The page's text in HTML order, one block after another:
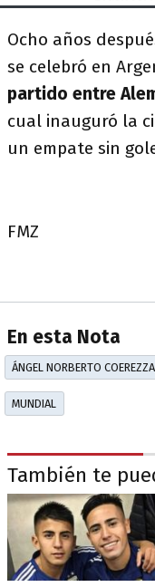
Ocho años
se celebró en
partido entre
cual inauguró la
un empate sin
FMZ
En esta Nota
ÁNGEL NORBERTO COEREZZA
MUNDIAL
También te